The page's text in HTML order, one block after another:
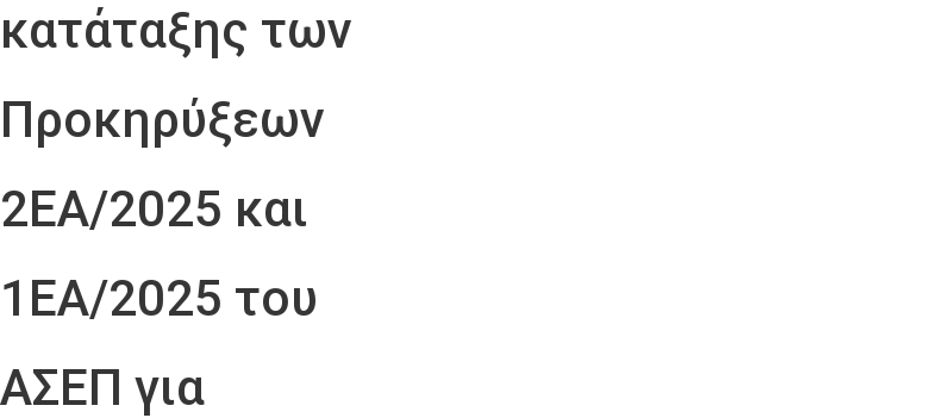
κατάταξης των
Προκηρύξεων
2ΕΑ/2025 και
1ΕΑ/2025 του
ΑΣΕΠ για